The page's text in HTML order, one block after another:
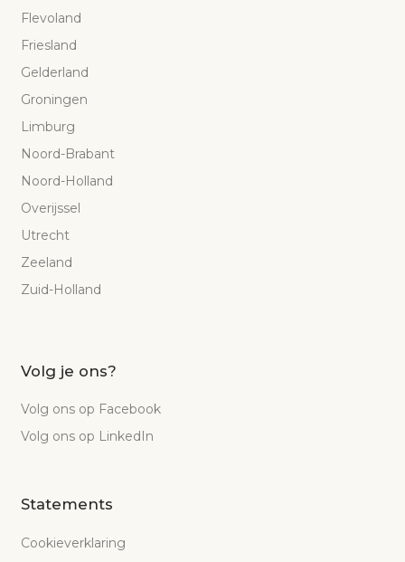
Flevoland
Friesland
Gelderland
Groningen
Limburg
Noord-Brabant
Noord-Holland
Overijssel
Utrecht
Zeeland
Zuid-Holland
Volg je ons?
Volg ons op Facebook
Volg ons op LinkedIn
Statements
Cookieverklaring